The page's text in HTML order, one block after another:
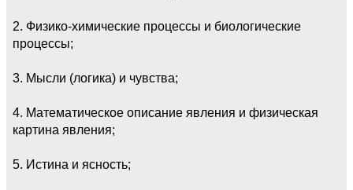
2. Физико-химические процессы и биологические
процессы;
3. Мысли (логика) и чувства;
4. Математическое описание явления и физическая
картина явления;
5. Истина и ясность;